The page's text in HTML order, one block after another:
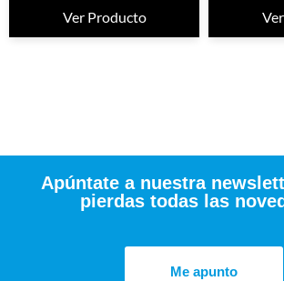
Ver Producto
Apúntate a nuestra
pierdas todas las
Me apunto